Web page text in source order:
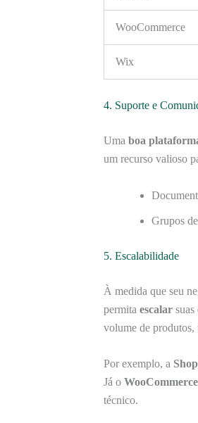
WooCommerce
Wix
4. Suporte e
Uma boa
um recurso valioso
Grupos
5. Escalabilidade
À medida que seu
permita escalar
volume de produtos,
Por exemplo, a
Já o WooCommerce
técnico.